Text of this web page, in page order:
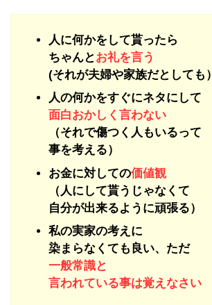
人に何かをして貰ったら
ちゃんとお礼を言う
(それが夫婦や家族だとしても）
人の何かをすぐにネタにして
面白おかしく言わない
（それで傷つく人もいるって
事を考える）
お金に対しての価値観
（人にして貰うじゃなくて
自分が出来るように頑張る）
私の実家の考えに
染まらなくても良い、ただ
一般常識と
言われている事は覚えなさい